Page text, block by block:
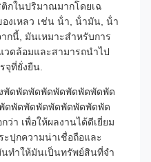
กในปริมาณมากโดยเฉ
งเหลว เช่น น้ํา, น้ํามัน, น้ํา
กนี้, มันเหมาะสําหรับการ
วดล้อมและสามารถนําไป
จุที่ยั่งยืน.
งพัดพัดพัดพัดพัดพัดพัดพัดพัด
ดพัดพัดพัดพัดพัดพัดพัดพัด
า เพื่อให้ผลงานได้ดีเยี่ยม
ปุกความน่าเชื่อถือและ
ทําให้มันเป็นทรัพย์สินที่จํา